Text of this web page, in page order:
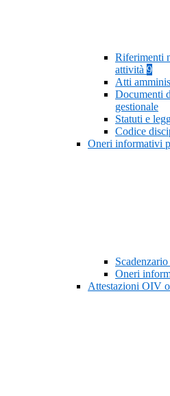
Riferimenti
attività 9
Atti
Documenti
gestionale
Statuti e
Codice
Oneri informativi
Oneri
Attestazioni OIV